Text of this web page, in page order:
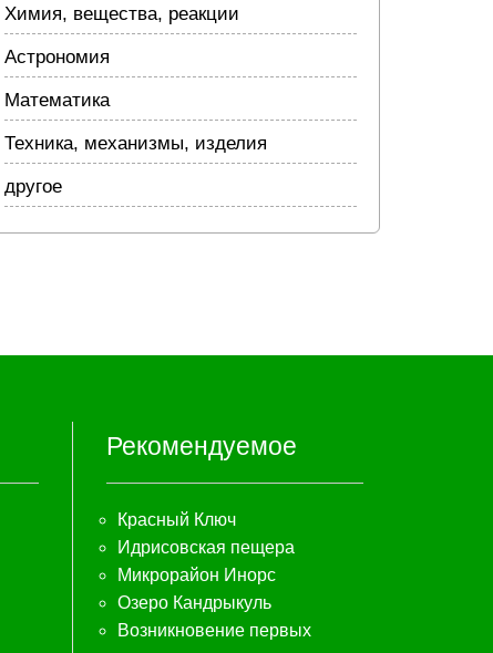
Химия, вещества, реакции
Астрономия
Математика
Техника, механизмы, изделия
другое
Рекомендуемое
Красный Ключ
Идрисовская пещера
Микрорайон Инорс
Озеро Кандрыкуль
Возникновение первых